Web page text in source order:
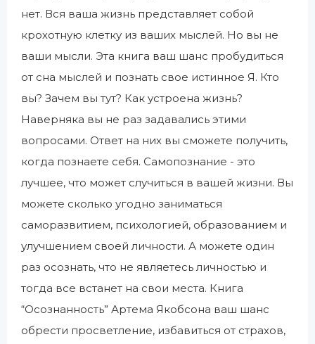
нет. Вся ваша жизнь представляет собой
крохотную клетку из ваших мыслей. Но вы не
ваши мысли. Эта книга ваш шанс пробудиться
от сна мыслей и познать свое истинное Я. Кто
вы? Зачем вы тут? Как устроена жизнь?
Наверняка вы не раз задавались этими
вопросами. Ответ на них вы сможете получить,
когда познаете себя. Самопознание - это
лучшее, что может случиться в вашей жизни. Вы
можете сколько угодно заниматься
саморазвитием, психологией, образованием и
улучшением своей личности. А можете один
раз осознать, что не являетесь личностью и
тогда все встанет на свои места. Книга
“Осознанность” Артема Якобсона ваш шанс
обрести просветление, избавиться от страхов,